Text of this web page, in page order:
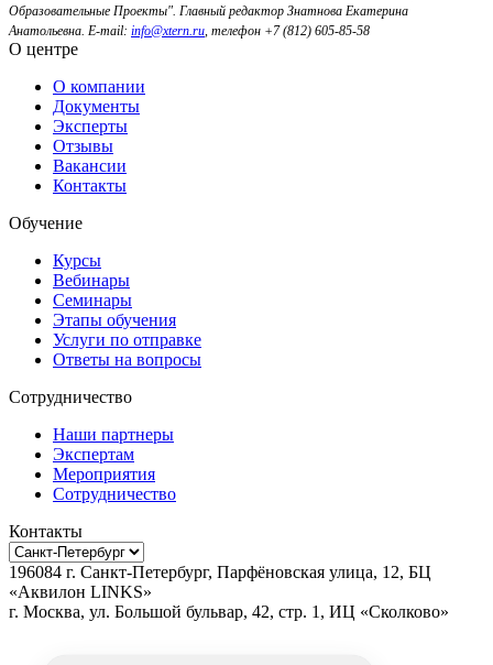
Образовательные Проекты". Главный редактор Знатнова Екатерина
Анатольевна. E-mail: info@xtern.ru, телефон +7 (812) 605-85-58
О центре
О компании
Документы
Эксперты
Отзывы
Вакансии
Контакты
Обучение
Курсы
Вебинары
Семинары
Этапы обучения
Услуги по отправке
Ответы на вопросы
Сотрудничество
Наши партнеры
Экспертам
Мероприятия
Сотрудничество
Контакты
196084 г. Санкт-Петербург, Парфёновская улица, 12, БЦ
«Аквилон LINKS»
г. Москва, ул. Большой бульвар, 42, стр. 1, ИЦ «Сколково»